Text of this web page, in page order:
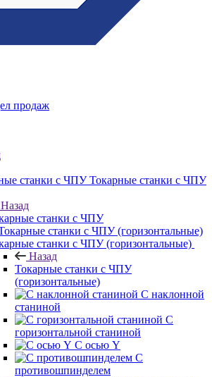
продаж
Токарные станки с ЧПУ
Назад
станки с ЧПУ
станки с ЧПУ (горизонтальные)
Назад
Токарные станки с ЧПУ
(горизонтальные)
С наклонной
станиной
С
горизонтальной станиной
С осью Y
С
противошпинделем